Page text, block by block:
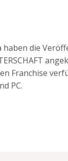
haben die
Franchise
PC.